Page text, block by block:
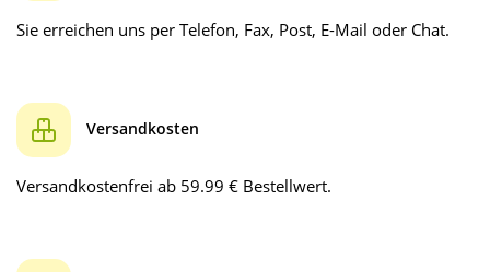
Sie erreichen uns per Telefon, Fax, Post, E-Mail oder Chat.
Versandkosten
Versandkostenfrei ab 59.99 € Bestellwert.